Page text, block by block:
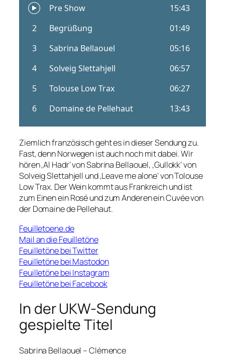
Ziemlich französisch geht es in dieser Sendung zu.
Fast, denn Norwegen ist auch noch mit dabei. Wir
hören ‚Al Hadr‘ von Sabrina Bellaouel, ‚Gullokk‘ von
Solveig Slettahjell und ‚Leave me alone‘ von Tolouse
Low Trax. Der Wein kommt aus Frankreich und ist
zum Einen ein Rosé und zum Anderen ein Cuvée von
der Domaine de Pellehaut.
Feuilletoene.de
Mail an die Feuilletöne
Feuilletöne bei Twitter
Feuilletöne bei Mastodon
Feuilletöne bei Instagram
Feuilletöne bei Facebook
In der UKW-Sendung
gespielte Titel
Sabrina Bellaouel – Clémence